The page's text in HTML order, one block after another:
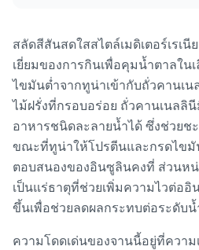
สลัดสีสันสดใสสไตล์เมดิเตอร์เรเ
เยี่ยมของการกินเพื่อคุมน้ำตาลใน
ไขมันต่ำจากทูน่าเข้ากับถั่วคานเ
ไม้ฝรั่งที่กรอบอร่อย ถั่วคานเนลลิ
อาหารชนิดละลายน้ำได้ ซึ่งช่วย
ขณะที่ทูน่าให้โปรตีนและกรดไขมั
ตอบสนองของอินซูลินคงที่ ส่วนห
เป็นแร่ธาตุที่ช่วยเพิ่มความไวต่ออิ
ขึ้นเพื่อช่วยลดผลกระทบต่อระดับน้
ความโดดเด่นของจานนี้อยู่ที่ควา